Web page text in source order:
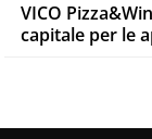
VICO
capitale per le